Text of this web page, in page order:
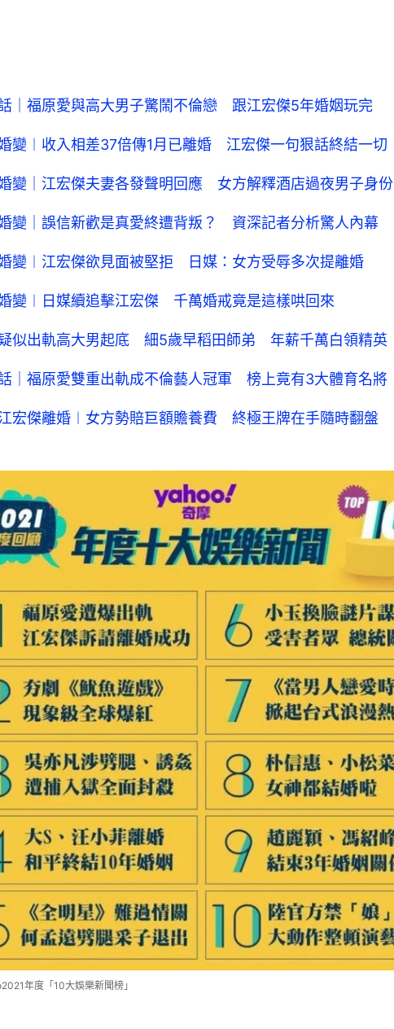
｜福原愛與高大男子驚鬧不倫戀 跟江宏傑5年婚姻玩完
變︱收入相差37倍傳1月已離婚 江宏傑一句狠話終結一切
變｜江宏傑夫妻各發聲明回應 女方解釋酒店過夜男子身份
變｜誤信新歡是真愛終遭背叛？ 資深記者分析驚人內幕
變︱江宏傑欲見面被堅拒 日媒：女方受辱多次提離婚
變︱日媒續追擊江宏傑 千萬婚戒竟是這樣哄回來
似出軌高大男起底 細5歲早稻田師弟 年薪千萬白領精英
｜福原愛雙重出軌成不倫藝人冠軍 榜上竟有3大體育名將
宏傑離婚︱女方勢賠巨額贍養費 終極王牌在手隨時翻盤
年度「10大娛樂新聞榜」